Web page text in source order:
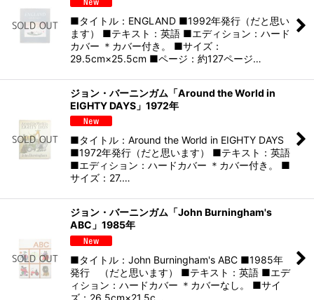
並び順:
絞り込む
■タイトル：ENGLAND ■1992年発行（だと思い
ます） ■テキスト：英語 ■エディション：ハード
カバー ＊カバー付き。 ■サイズ：
29.5cm×25.5cm ■ページ：約127ページ…
ジョン・バーニンガム「Around the World in
EIGHTY DAYS」1972年
■タイトル：Around the World in EIGHTY DAYS
■1972年発行（だと思います） ■テキスト：英語
■エディション：ハードカバー ＊カバー付き。 ■
サイズ：27.…
ジョン・バーニンガム「John Burningham's
ABC」1985年
■タイトル：John Burningham's ABC ■1985年
発行 （だと思います） ■テキスト：英語 ■エデ
ィション：ハードカバー ＊カバーなし。 ■サイ
ズ：26.5cm×21.5c…